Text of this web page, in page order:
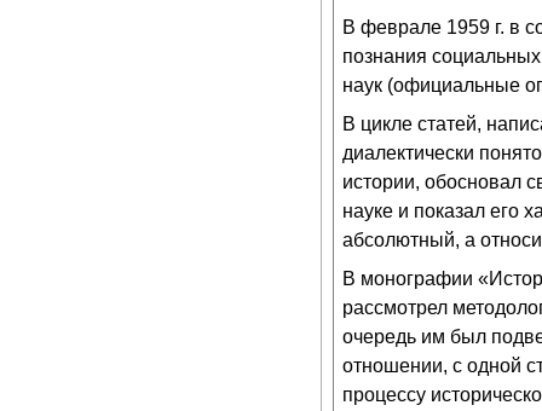
В феврале 1959 г. в
познания
наук (официальные
В цикле статей,
диалектически
истории, обосновал
науке и показал его
абсолютный, а
В монографии
рассмотрел
очередь им был
отношении, с одной
процессу